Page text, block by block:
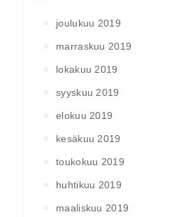
joulukuu 2019
marraskuu 2019
lokakuu 2019
syyskuu 2019
elokuu 2019
kesäkuu 2019
toukokuu 2019
huhtikuu 2019
maaliskuu 2019